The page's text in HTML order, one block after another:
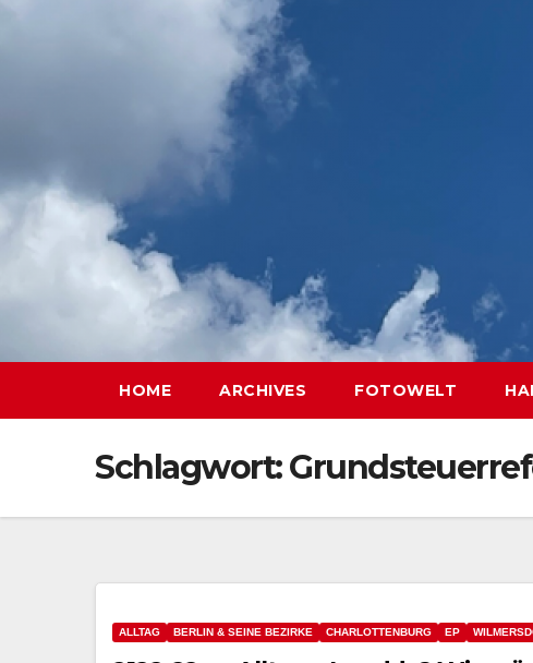
HOME ARCHIVES FOTOWELT
Schlagwort:
ALLTAG BERLIN & SEINE BEZIRKE CHARLOTTENBURG EP